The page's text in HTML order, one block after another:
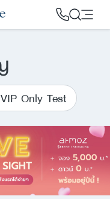
Only Test